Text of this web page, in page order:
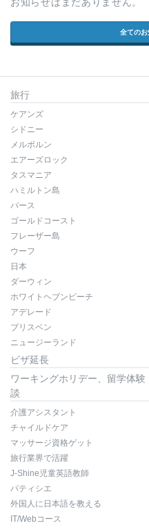
全てのお
旅行
ケアンズ
シドニー
メルボルン
エアーズロック
タスマニア
ハミルトン島
パース
ゴールドコースト
フレーザー島
ウーフ
日本
ダーウィン
ホワイトヘブンビーチ
アデレード
ブリスベン
ニュージーランド
ビザ延長
ワーキングホリデー、留学体験
談
介護アシスタント
チャイルドケア
マッサージ資格ゲット
旅行業界で活躍
J-Shine児童英語教師
パティシエ
外国人に日本語を教える
IT/Webコース